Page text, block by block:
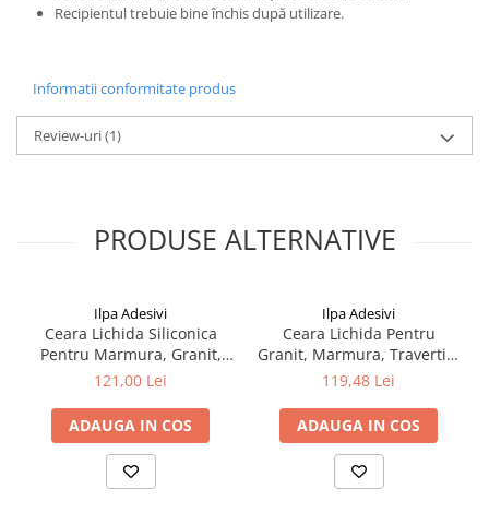
Recipientul trebuie bine închis după utilizare.
Informatii conformitate produs
Review-uri(1)
PRODUSE ALTERNATIVE
Ilpa Adesivi
Ceara Lichida Siliconica
Pentru Marmura, Granit,
Travertin si Piatra Naturala
121,00 Lei
ADAUGA IN COS
Ilpa Adesivi
Ceara Lichida Pentru
Granit, Marmura, Travertin,
Ardezie si Piatra Naturala –
119,48 Lei
ADAUGA IN COS